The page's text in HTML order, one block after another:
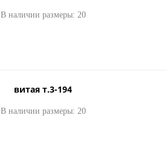
В наличии размеры: 20
витая т.3-194
В наличии размеры: 20